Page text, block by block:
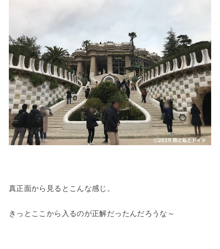
真正面から見るとこんな感じ。
きっとここから入るのが正解だったんだろうな～